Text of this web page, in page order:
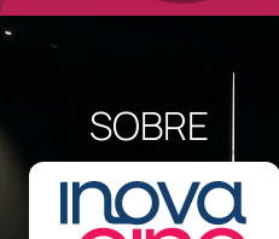
SOBRE